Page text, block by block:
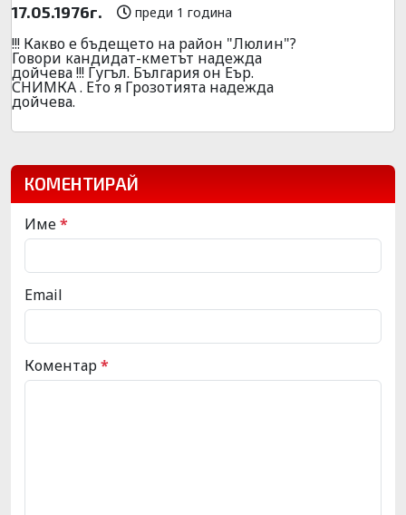
17.05.1976г. преди 1 година
!!! Какво е бъдещето на район "Люлин"?
Говори кандидат-кметът надежда
дойчева !!! Гугъл. България он Еър.
СНИМКА . Ето я Грозотията надежда
дойчева.
КОМЕНТИРАЙ
Име*
Email
Коментар*